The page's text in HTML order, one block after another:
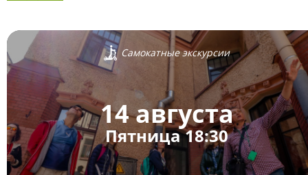
Самокатные экскурсии
14 августа
Пятница 18:30